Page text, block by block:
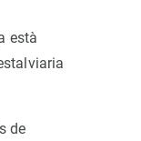
està
de